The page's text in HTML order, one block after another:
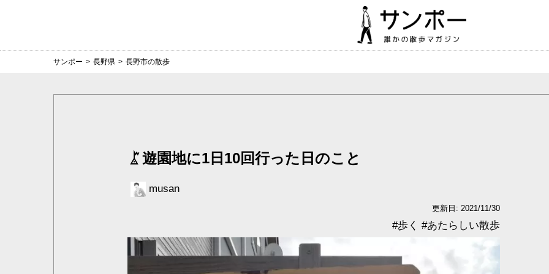
サンポー > 長野県 > 長野市の散歩
遊園地に1日10回行った日のこと
musan
更新日: 2021/11/30
#あたらしい散歩
#歩く